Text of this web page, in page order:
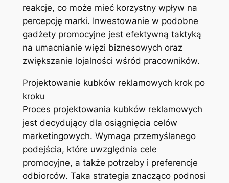
reakcje, co może mieć korzystny wpływ na
percepcję marki. Inwestowanie w podobne
gadżety promocyjne jest efektywną taktyką
na umacnianie więzi biznesowych oraz
zwiększanie lojalności wśród pracowników.
Projektowanie kubków reklamowych krok po
kroku
Proces projektowania kubków reklamowych
jest decydujący dla osiągnięcia celów
marketingowych. Wymaga przemyślanego
podejścia, które uwzględnia cele
promocyjne, a także potrzeby i preferencje
odbiorców. Taka strategia znacząco podnosi